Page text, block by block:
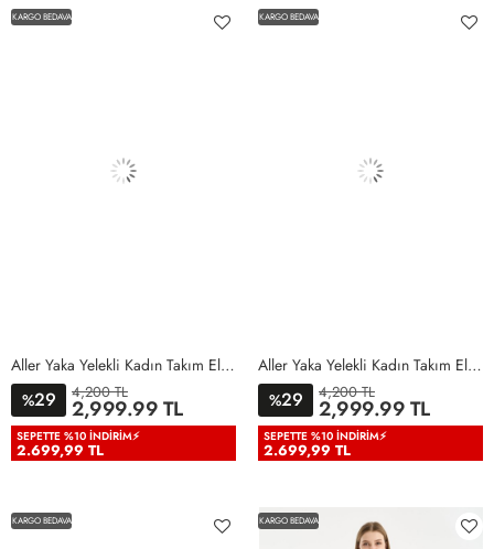
KARGO BEDAVA
36 38 40 42 44
48
50
Aller Yaka Yelekli Kadın Takım Elbise Lila Lila
%29 4,200 TL
2,999.99 TL
SEPETTE %10 İNDIRIM⚡
2.699,99 TL
KARGO BEDAVA
36 38 40 42 44
48
50
Aller Yaka Yelekli Kadın Takım Elbise Açık Pembe Açık Pembe
%29 4,200 TL
2,999.99 TL
SEPETTE %10 İNDIRIM⚡
2.699,99 TL
KARGO BEDAVA KARGO BEDAVA